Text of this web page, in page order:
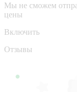
Мы не сможем
цены
Включить
Отзывы